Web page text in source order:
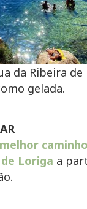
da Ribeira de
gelada.
Loriga a